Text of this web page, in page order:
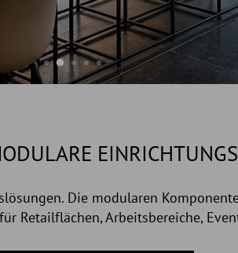
Die modularen
Retailflächen, Arbeitsbereiche,